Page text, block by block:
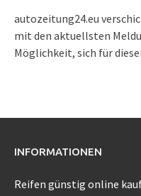
autozeitung24.eu
mit den aktuellsten
Möglichkeit, sich für
INFORMATIONEN
Reifen günstig online